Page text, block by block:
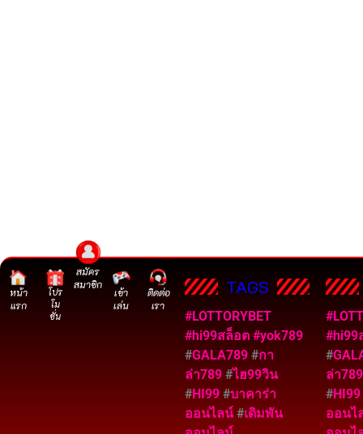
หน้า
แรก
โปร
โม
ชั่น
สมัคร
สมาชิก
เข้า
เล่น
ติดต่อ
เรา
TAGS
#LOTTORYBET
#hi99สล็อต #yok789
#GALA789 #กา
ล่า789 #ไฮ99วิน
#HI99 #บาคาร่า
ออนไลน์#เดิมพัน
#hi99
#
ล่า
#
ออน